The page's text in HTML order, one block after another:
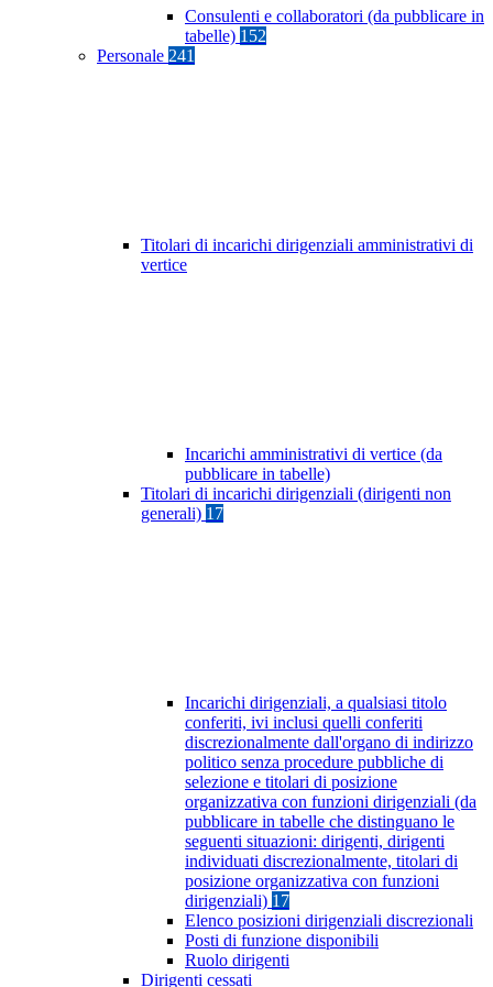
Consulenti e collaboratori (da pubblicare in
tabelle) 152
Personale 241
Titolari di incarichi dirigenziali amministrativi di
vertice
Incarichi amministrativi di vertice (da
pubblicare in tabelle)
Titolari di incarichi dirigenziali (dirigenti non
generali) 17
Incarichi dirigenziali, a qualsiasi titolo
conferiti, ivi inclusi quelli conferiti
discrezionalmente dall'organo di indirizzo
politico senza procedure pubbliche di
selezione e titolari di posizione
organizzativa con funzioni dirigenziali (da
pubblicare in tabelle che distinguano le
seguenti situazioni: dirigenti, dirigenti
individuati discrezionalmente, titolari di
posizione organizzativa con funzioni
dirigenziali) 17
Elenco posizioni dirigenziali discrezionali
Posti di funzione disponibili
Ruolo dirigenti
Dirigenti cessati